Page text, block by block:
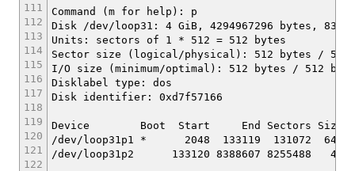
111
112
113
114
115
116
117
118
119
120
121
122
Command (m for help): p
Disk /dev/loop31: 4 GiB, 4294967296 bytes,
Units: sectors of 1 * 512 = 512 bytes
Sector size (logical/physical): 512 bytes / 512
I/O size (minimum/optimal): 512 bytes / 512
Disklabel type: dos
Disk identifier: 0xd7f57166
Device Boot Start End Sectors Size Id
/dev/loop31p1 * 2048 133119 131072 64M c
/dev/loop31p2 133120 8388607 8255488 4G